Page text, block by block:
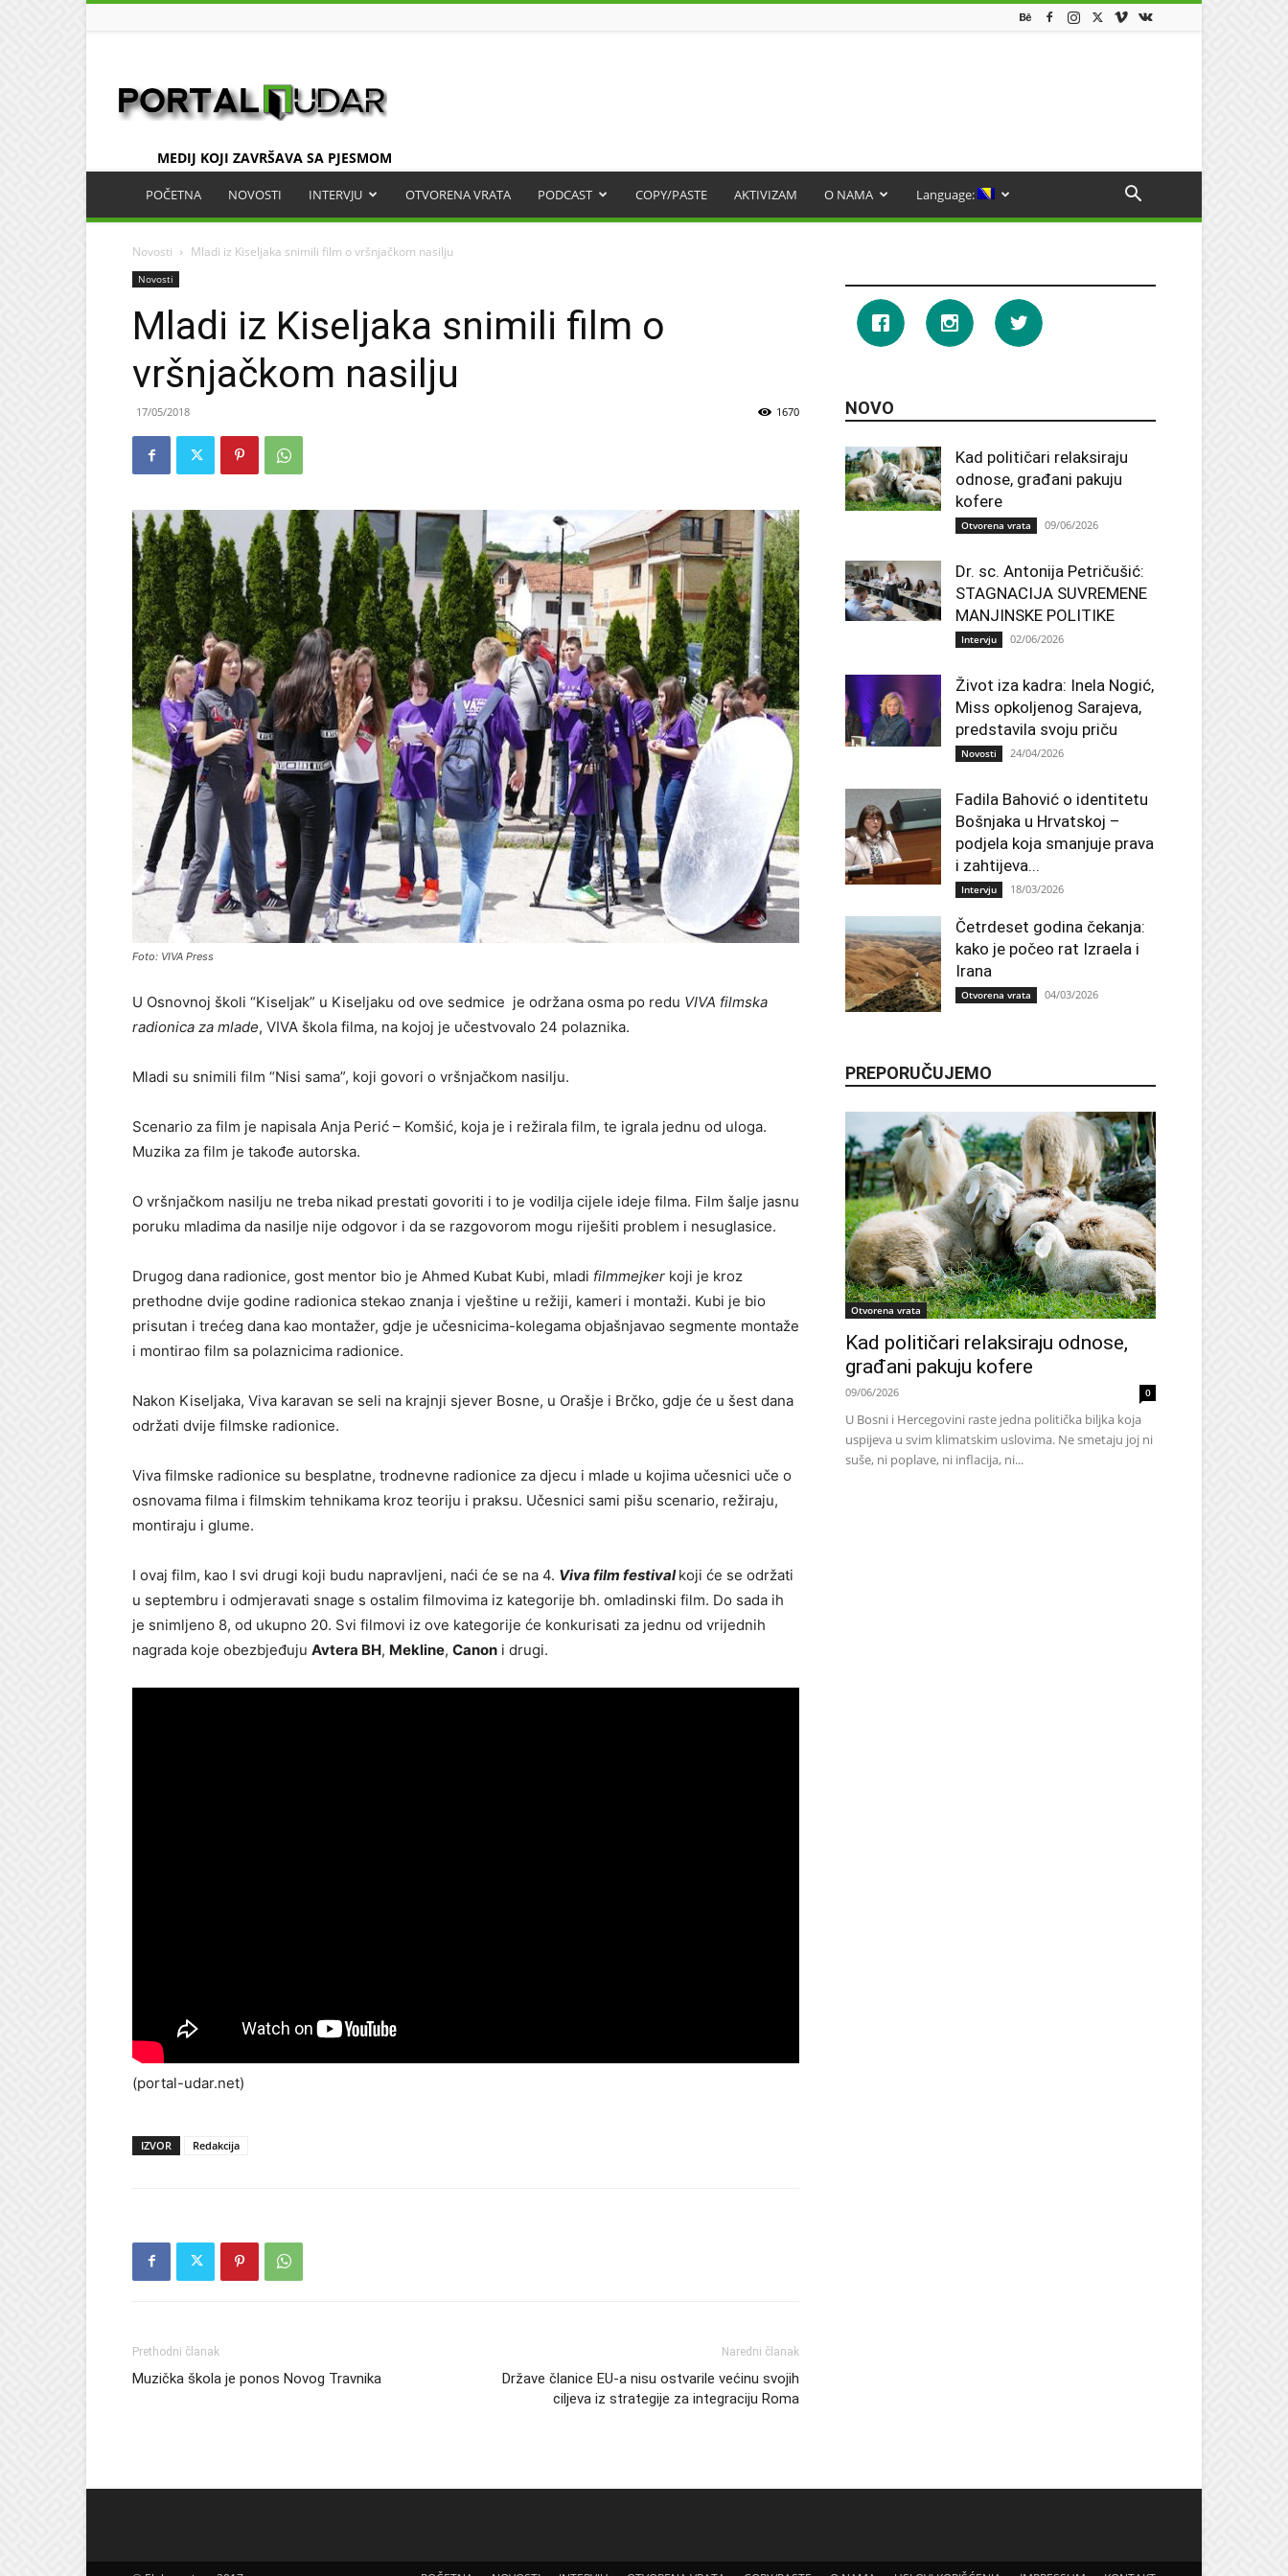
MEDIJ KOJI ZAVRŠAVA SA PJESMOM
POČETNA NOVOSTI INTERVJU OTVORENA VRATA PODCAST COPY/PASTE AKTIVIZAM O NAMA Language:
Novosti Mladi iz Kiseljaka snimili film o vršnjačkom nasilju
Novosti
Mladi iz Kiseljaka snimili film o
vršnjačkom nasilju
17/05/2018 1670
Foto: VIVA Press
U Osnovnoj školi “Kiseljak” u Kiseljaku od ove sedmice je održana osma po redu VIVA filmska
radionica za mlade, VIVA škola filma, na kojoj je učestvovalo 24 polaznika.
Mladi su snimili film “Nisi sama”, koji govori o vršnjačkom nasilju.
Scenario za film je napisala Anja Perić – Komšić, koja je i režirala film, te igrala jednu od uloga.
Muzika za film je takođe autorska.
O vršnjačkom nasilju ne treba nikad prestati govoriti i to je vodilja cijele ideje filma. Film šalje jasnu
poruku mladima da nasilje nije odgovor i da se razgovorom mogu riješiti problem i nesuglasice.
Drugog dana radionice, gost mentor bio je Ahmed Kubat Kubi, mladi filmmejker koji je kroz
prethodne dvije godine radionica stekao znanja i vještine u režiji, kameri i montaži. Kubi je bio
prisutan i trećeg dana kao montažer, gdje je učesnicima-kolegama objašnjavao segmente montaže
i montirao film sa polaznicima radionice.
Nakon Kiseljaka, Viva karavan se seli na krajnji sjever Bosne, u Orašje i Brčko, gdje će u šest dana
održati dvije filmske radionice.
Viva filmske radionice su besplatne, trodnevne radionice za djecu i mlade u kojima učesnici uče o
osnovama filma i filmskim tehnikama kroz teoriju i praksu. Učesnici sami pišu scenario, režiraju,
montiraju i glume.
I ovaj film, kao I svi drugi koji budu napravljeni, naći će se na 4. Viva film festivalkoji će se održati
u septembru i odmjeravati snage s ostalim filmovima iz kategorije bh. omladinski film. Do sada ih
je snimljeno 8, od ukupno 20. Svi filmovi iz ove kategorije će konkurisati za jednu od vrijednih
nagrada koje obezbjeđuju Avtera BH, Mekline, Canon i drugi.
(portal-udar.net)
IZVOR Redakcija
Prethodni članak
Muzička škola je ponos Novog Travnika
Naredni članak
Države članice EU-a nisu ostvarile većinu svojih
ciljeva iz strategije za integraciju Roma
NOVO
Kad političari relaksiraju
odnose, građani pakuju
kofere
Otvorena vrata 09/06/2026
Dr. sc. Antonija Petričušić:
STAGNACIJA SUVREMENE
MANJINSKE POLITIKE
Intervju 02/06/2026
Život iza kadra: Inela Nogić,
Miss opkoljenog Sarajeva,
predstavila svoju priču
Novosti 24/04/2026
Fadila Bahović o identitetu
Bošnjaka u Hrvatskoj –
podjela koja smanjuje prava
i zahtijeva...
Intervju 18/03/2026
Četrdeset godina čekanja:
kako je počeo rat Izraela i
Irana
Otvorena vrata 04/03/2026
PREPORUČUJEMO
Otvorena vrata
Kad političari relaksiraju odnose,
građani pakuju kofere
09/06/2026 0
U Bosni i Hercegovini raste jedna politička biljka koja
uspijeva u svim klimatskim uslovima. Ne smetaju joj ni
suše, ni poplave, ni inflacija, ni...